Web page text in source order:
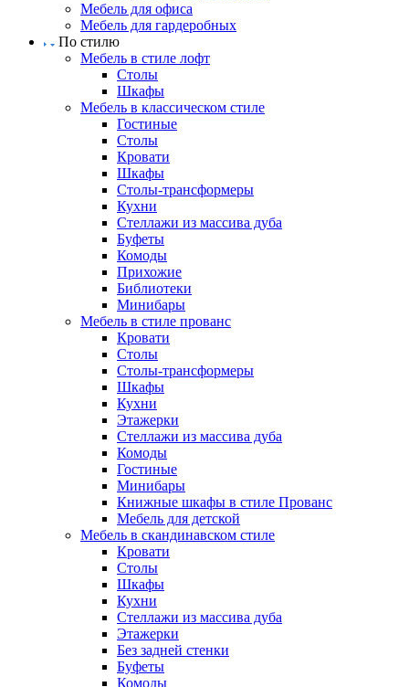
Мебель для офиса
Мебель для гардеробных
По стилю
Мебель в стиле лофт
Столы
Шкафы
Мебель в классическом стиле
Гостиные
Столы
Кровати
Шкафы
Столы-трансформеры
Кухни
Стеллажи из массива дуба
Буфеты
Комоды
Прихожие
Библиотеки
Минибары
Мебель в стиле прованс
Кровати
Столы
Столы-трансформеры
Шкафы
Кухни
Этажерки
Стеллажи из массива дуба
Комоды
Гостиные
Минибары
Книжные шкафы в стиле Прованс
Мебель для детской
Мебель в скандинавском стиле
Кровати
Столы
Шкафы
Кухни
Стеллажи из массива дуба
Этажерки
Без задней стенки
Буфеты
Комоды